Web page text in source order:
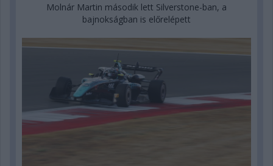
Molnár Martin második lett Silverstone-ban, a
bajnokságban is előrelépett